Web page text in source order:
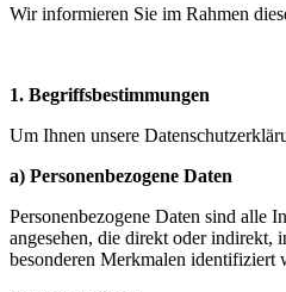
Wir informieren Sie im Rahmen
1. Begriffsbestimmungen
Um Ihnen unsere
a) Personenbezogene Daten
Personenbezogene Daten sind alle
angesehen, die direkt oder indirekt,
besonderen Merkmalen identifiziert